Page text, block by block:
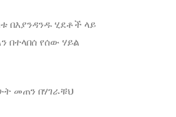
በእያንዳንዱ ሂደቶች ላይ
በተላበሰ የሰው ሃይል
መጠን በሃገራቹህ